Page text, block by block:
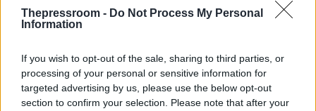
Thepressroom - Do Not Process My Personal
Information
If you wish to opt-out of the sale, sharing to third parties, or
processing of your personal or sensitive information for
targeted advertising by us, please use the below opt-out
section to confirm your selection. Please note that after your